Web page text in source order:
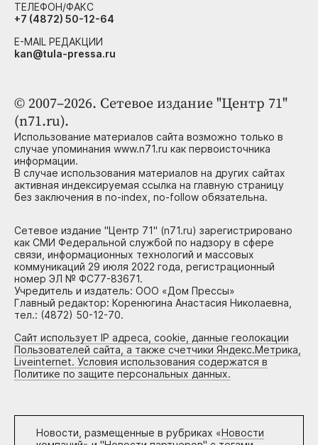
© 2007–2026. Сетевое издание "Центр 71"
(n71.ru).
Использование материалов сайта возможно только в
случае упоминания www.n71.ru как первоисточника
информации.
В случае использования материалов на других сайтах
активная индексируемая ссылка на главную страницу
без заключения в no-index, no-follow обязательна.
Сетевое издание "Центр 71" (n71.ru) зарегистрировано
как СМИ Федеральной службой по надзору в сфере
связи, информационных технологий и массовых
коммуникаций 29 июля 2022 года, регистрационный
номер ЭЛ № ФС77-83671.
Учредитель и издатель: ООО «Дом Прессы»
Главный редактор: Коренюгина Анастасия Николаевна,
тел.: (4872) 50-12-70.
Сайт использует IP адреса, cookie, данные геолокации
Пользователей сайта, а также счетчики Яндекс.Метрика,
Liveinternet. Условия использования содержатся в
Политике по защите персональных данных.
Новости, размещенные в рубриках «Новости
ТЕЛЕФОН/ФАКС
+7 (4872) 50-12-64
E-MAIL РЕДАКЦИИ
kan@tula-pressa.ru